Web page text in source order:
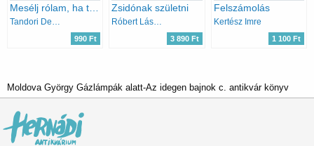
Tandori Dezső
990 Ft
Zsidónak születni
Róbert László
3 890 Ft
Felszámolás
Kertész Imre
1 100 Ft
Moldova György Gázlámpák alatt-Az idegen bajnok c. antikvár könyv